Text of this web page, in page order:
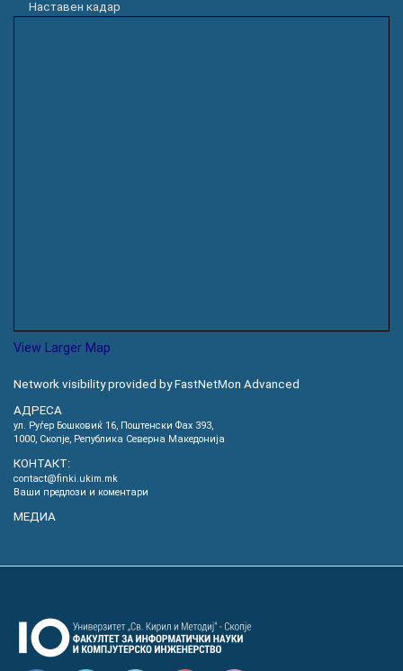
Наставен кадар
View Larger Map
Network visibility provided by FastNetMon Advanced
АДРЕСА
ул. Руѓер Бошковиќ 16, Пoштенски Фах 393,
1000, Скопје, Република Северна Македонија
КОНТАКТ:
contact@finki.ukim.mk
Ваши предлози и коментари
МЕДИА